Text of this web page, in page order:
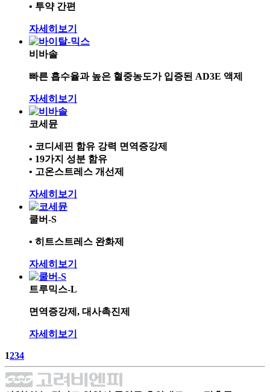
• 투약 간편
자세히보기
비바솔
빠른 흡수율과 높은 혈중농도가 입증된 AD3E 액제
자세히보기
코세뮨
• 코디세핀 함유 강력 면역증강제
• 19가지 성분 함유
• 고온스트레스 개선제
자세히보기
쿨버-S
• 히트스트레스 완화제
자세히보기
트루믹스-L
면역증강제, 대사촉진제
자세히보기
1234